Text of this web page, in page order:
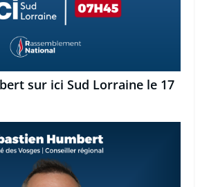
sur ici Sud Lorraine le 17